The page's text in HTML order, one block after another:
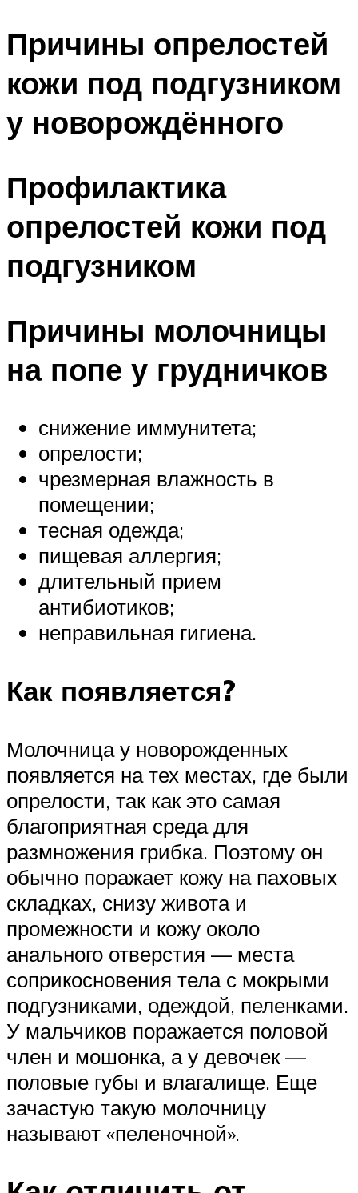
Причины опрелостей
кожи под подгузником
у новорождённого
Профилактика
опрелостей кожи под
подгузником
Причины молочницы
на попе у грудничков
снижение иммунитета;
опрелости;
чрезмерная влажность в
помещении;
тесная одежда;
пищевая аллергия;
длительный прием
антибиотиков;
неправильная гигиена.
Как появляется?
Молочница у новорожденных
появляется на тех местах, где были
опрелости, так как это самая
благоприятная среда для
размножения грибка. Поэтому он
обычно поражает кожу на паховых
складках, снизу живота и
промежности и кожу около
анального отверстия — места
соприкосновения тела с мокрыми
подгузниками, одеждой, пеленками.
У мальчиков поражается половой
член и мошонка, а у девочек —
половые губы и влагалище. Еще
зачастую такую молочницу
называют «пеленочной».